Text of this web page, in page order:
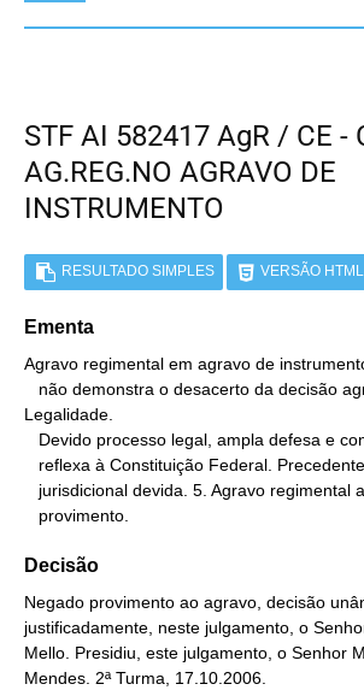
STF AI 582417 AgR / CE -
AG.REG.NO AGRAVO DE
INSTRUMENTO
RESULTADO SIMPLES VERSÃO HTML
Ementa
Agravo regimental em agravo de
Legalidade.
   provimento.
Decisão
Negado provimento ao agravo, decisão
justificadamente, neste julgamento, o
Mello. Presidiu, este julgamento, o Senhor
Mendes. 2ª Turma, 17.10.2006.